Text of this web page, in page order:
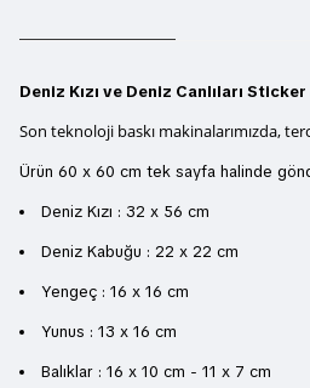
Deniz Kızı ve Deniz Canlıları
Son teknoloji baskı makinalarımızda,
Ürün 60 x 60 cm tek sayfa halinde
Deniz Kızı : 32 x 56 cm
Deniz Kabuğu : 22 x 22 cm
Yengeç : 16 x 16 cm
Yunus : 13 x 16 cm
Balıklar : 16 x 10 cm - 11 x 7 cm